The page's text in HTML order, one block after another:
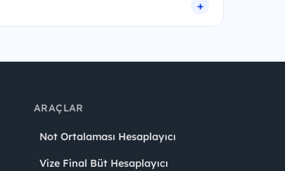
ARAÇLAR
Not Ortalaması Hesaplayıcı
Vize Final Büt Hesaplayıcı